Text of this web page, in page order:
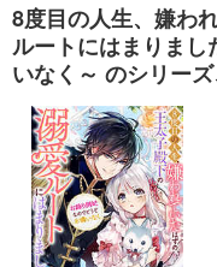
8度目の人生、嫌わ
ルートにはまりま
いなく～ のシリー